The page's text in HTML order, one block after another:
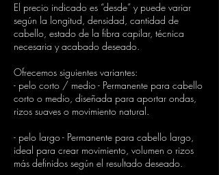
El precio indicado es “desde” y puede variar
según la longitud, densidad, cantidad de
cabello, estado de la fibra capilar, técnica
necesaria y acabado deseado.
Ofrecemos siguientes variantes:
- pelo corto / medio - Permanente para cabello
corto o medio, diseñada para aportar ondas,
rizos suaves o movimiento natural.
- pelo largo - Permanente para cabello largo,
ideal para crear movimiento, volumen o rizos
más definidos según el resultado deseado.